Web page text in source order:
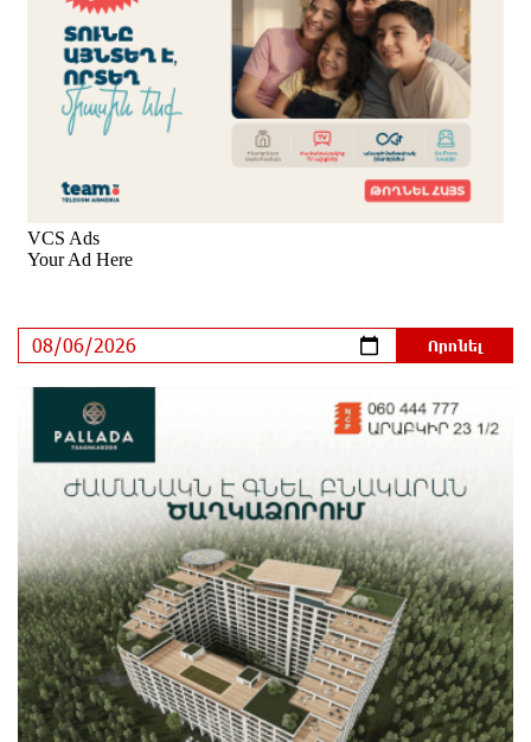
«Ռեալ Մադրիդ»-ն ու «ՌԲ Լայպցիգը»
համաձայնության են եկել Յան Դիոմանդեի
տրանսֆերի վերաբերյալ
մեկ ժամ առաջ
Այսօրվա կառավարությունը ուսանողներին
առաջարկում է պահանջարկ չունեցող
ազգային ողբերգություն է․ Ավետիք Չալաբյան
31 րոպե առաջ
Սամվել Կարապետյանը «ամբողջ հայության
խայտառակություն» է անվանել Ամենայն Հայոց
Կաթողիկոսի նկատմամբ դատավարությունը
28 րոպե առաջ
Մեր կրոնական զգացմունքների հետ խաղը
ունենալու է հետևանքներ․ Նարեկ Կարապետյան
34 րոպե առաջ
Ռուսաստանի հետ խնդիրները պետք է լուծել
դիվանագիտական ճանապարհով․ Նարեկ
Կարապետյան